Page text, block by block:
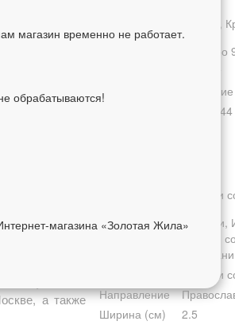
с чернением
а также
украшения
Кресты,
Серебро
Покрытие
3.67,
Спаси и
Господи,
спаси и
и сохрани
Спаси и
Направление
Ширина (см)
2.5
магазин временно не работает.
обрабатываются!
магазина «Золотая Жила»